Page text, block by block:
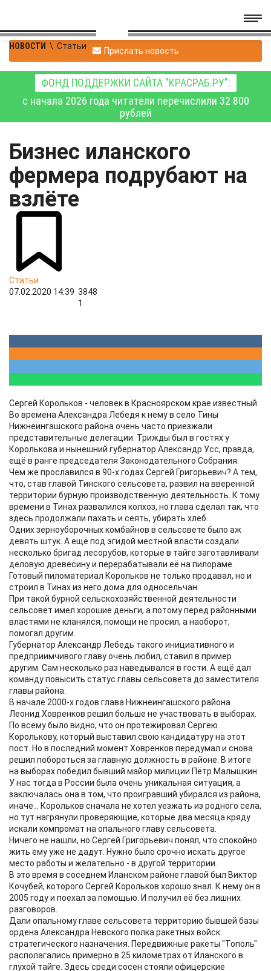
НОВОСТИ \ Статьи Прислать новость
ФОНД ПОДДЕРЖКИ САЙТА "КРАСРАБ.РУ":
с начала 2026 года читатели перечислили 32 800
рублей
Бизнес иланского
фермера подрубают на
взлёте
Статьи
07.02.2020 14:39 3848
1
Сергей Корольков - человек в Красноярском крае известный.
Во времена Александра Лебедя к нему в село Тины
Нижнеингашского района очень часто приезжали
представительные делегации. Трижды был в гостях у
Королькова и нынешний губернатор Александр Усс, правда,
ещё в ранге председателя Законодательного Собрания.
Чем же прославился в 90-х годах Сергей Григорьевич? А тем,
что, став главой Тинского сельсовета, развил на вверенной
территории бурную производственную деятельность. К тому
времени в Тинах развалился колхоз, но глава сделал так, что
здесь продолжали пахать и сеять, убирать хлеб.
Одних зерноуборочных комбайнов в сельсовете было аж
девять штук. А ещё под эгидой местной власти создали
несколько бригад лесорубов, которые в тайге заготавливали
деловую древесину и перерабатывали её на пилораме.
Готовый пиломатериал Корольков не только продавал, но и
строил в Тинах из него дома для односельчан.
При такой бурной сельскохозяйственной деятельности
сельсовет имел хорошие деньги, а потому перед районными
властями не кланялся, помощи не просил, а наоборот,
помогал другим.
Губернатор Александр Лебедь такого инициативного и
предприимчивого главу очень любил, ставил в пример
другим. Сам несколько раз наведывался в гости. А ещё дал
команду повысить статус главы сельсовета до заместителя
главы района.
В начале 2000-х годов глава Нижнеингашского района
Леонид Ховренков решил больше не участвовать в выборах.
По всему было видно, что он протежировал Сергею
Королькову, который выставил свою кандидатуру на этот
пост. Но в последний момент Ховренков передумал и снова
решил побороться за главную должность в районе. В итоге
на выборах победил бывший майор милиции Пётр Малышкин.
У нас тогда в России была очень уникальная ситуация, а
заключалась она в том, что проигравший убирался из района,
иначе... Корольков сначала не хотел уезжать из родного села,
но тут нагрянули проверяющие, которые два месяца кряду
искали компромат на опального главу сельсовета.
Ничего не нашли, но Сергей Григорьевич понял, что спокойно
жить ему уже не дадут. Нужно было срочно искать другое
место работы и желательно - в другой территории.
В это время в соседнем Иланском районе главой был Виктор
Кочубей, которого Сергей Корольков хорошо знал. К нему он в
2005 году и поехал за помощью. И получил её без лишних
разговоров.
Дали опальному главе сельсовета территорию бывшей базы
ордена Александра Невского полка ракетных войск
стратегического назначения. Передвижные ракеты "Тополь"
располагались примерно в 25 километрах от Иланского в
глухой тайге. Здесь среди сосен стояли офицерские